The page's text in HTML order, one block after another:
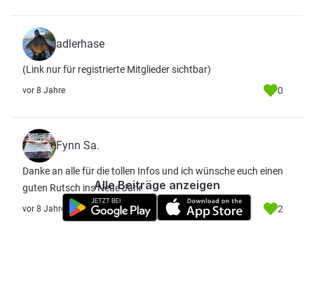
adlerhase
(Link nur für registrierte Mitglieder sichtbar)
vor 8 Jahre 0
Fynn Sa.
Danke an alle für die tollen Infos und ich wünsche euch einen
guten Rutsch ins Neue Jahr
vor 8 Jahre 2
Alle Beiträge anzeigen